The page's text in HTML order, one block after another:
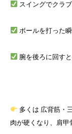
スイングでクラ
ボールを打った
腕を後ろに回す
多くは 広背筋・
肉が硬くなり、肩甲